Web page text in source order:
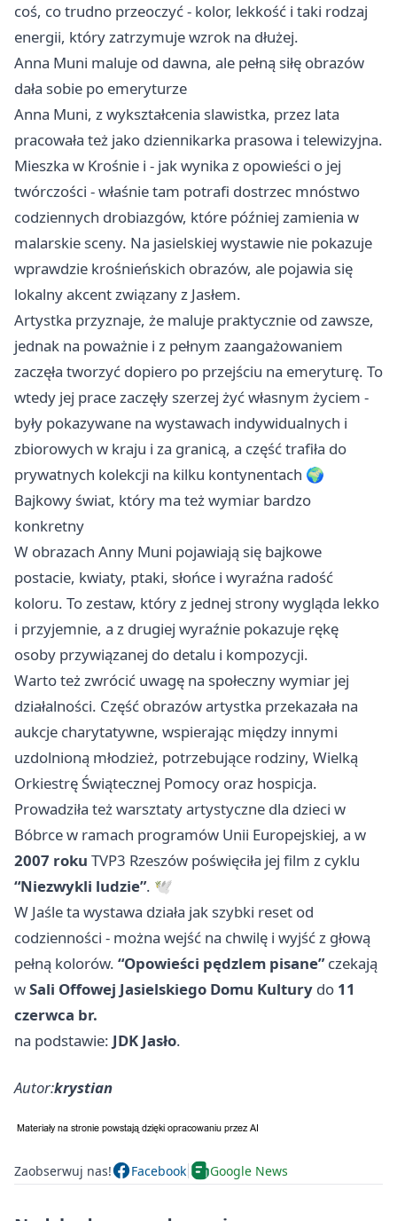
coś, co trudno przeoczyć - kolor, lekkość i taki rodzaj
energii, który zatrzymuje wzrok na dłużej.
Anna Muni maluje od dawna, ale pełną siłę obrazów
dała sobie po emeryturze
Anna Muni, z wykształcenia slawistka, przez lata
pracowała też jako dziennikarka prasowa i telewizyjna.
Mieszka w Krośnie i - jak wynika z opowieści o jej
twórczości - właśnie tam potrafi dostrzec mnóstwo
codziennych drobiazgów, które później zamienia w
malarskie sceny. Na jasielskiej wystawie nie pokazuje
wprawdzie krośnieńskich obrazów, ale pojawia się
lokalny akcent związany z Jasłem.
Artystka przyznaje, że maluje praktycznie od zawsze,
jednak na poważnie i z pełnym zaangażowaniem
zaczęła tworzyć dopiero po przejściu na emeryturę. To
wtedy jej prace zaczęły szerzej żyć własnym życiem -
były pokazywane na wystawach indywidualnych i
zbiorowych w kraju i za granicą, a część trafiła do
prywatnych kolekcji na kilku kontynentach 🌍
Bajkowy świat, który ma też wymiar bardzo
konkretny
W obrazach Anny Muni pojawiają się bajkowe
postacie, kwiaty, ptaki, słońce i wyraźna radość
koloru. To zestaw, który z jednej strony wygląda lekko
i przyjemnie, a z drugiej wyraźnie pokazuje rękę
osoby przywiązanej do detalu i kompozycji.
Warto też zwrócić uwagę na społeczny wymiar jej
działalności. Część obrazów artystka przekazała na
aukcje charytatywne, wspierając między innymi
uzdolnioną młodzież, potrzebujące rodziny, Wielką
Orkiestrę Świątecznej Pomocy oraz hospicja.
Prowadziła też warsztaty artystyczne dla dzieci w
Bóbrce w ramach programów Unii Europejskiej, a w
2007 roku TVP3 Rzeszów poświęciła jej film z cyklu
“Niezwykli ludzie”. 🕊️
W Jaśle ta wystawa działa jak szybki reset od
codzienności - można wejść na chwilę i wyjść z głową
pełną kolorów. “Opowieści pędzlem pisane”czekają
wSali Offowej Jasielskiego Domu Kultury do 11
czerwca br.
na podstawie: JDK Jasło.
Autor:krystian
Zaobserwuj nas! Facebook Google News